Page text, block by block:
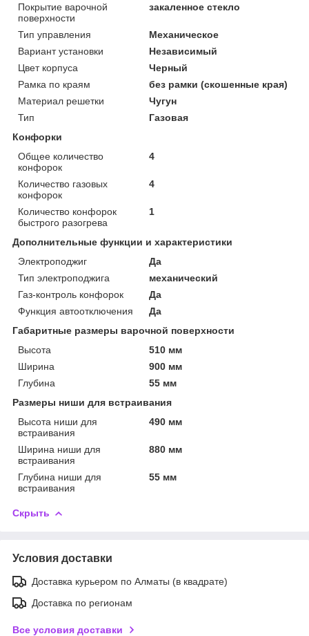
Покрытие варочной
поверхности
закаленное стекло
Тип управления
Механическое
Вариант установки
Независимый
Цвет корпуса
Черный
Рамка по краям
без рамки (скошенные края)
Материал решетки
Чугун
Тип
Газовая
Конфорки
Общее количество
конфорок
4
Количество газовых
конфорок
4
Количество конфорок
быстрого разогрева
1
Дополнительные функции и характеристики
Электроподжиг
Да
Тип электроподжига
механический
Газ-контроль конфорок
Да
Функция автоотключения
Да
Габаритные размеры варочной поверхности
Высота
510 мм
Ширина
900 мм
Глубина
55 мм
Размеры ниши для встраивания
Высота ниши для
встраивания
490 мм
Ширина ниши для
встраивания
880 мм
Глубина ниши для
встраивания
55 мм
Скрыть
Условия доставки
Доставка курьером по Алматы (в квадрате)
Доставка по регионам
Все условия доставки